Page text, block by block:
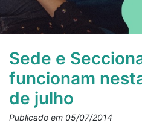
Sede e
funcionam
de julho
Publicado em 05/07/2014